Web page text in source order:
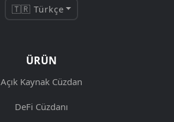
🇹🇷 Türkçe
ÜRÜN
Açık Kaynak Cüzdan
DeFi Cüzdanı